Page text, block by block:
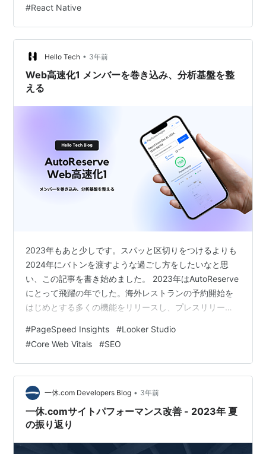
間”」を示しますが、CLSだけは「1画面のなかでコンテン
ツがずれた”総量”」を示しているためです。秒数を削るの
はある程度限界がありますが、「コンテンツがずれない
ようにする」のはほぼ完璧に対応することができ…
#React Native
Hello Tech • 3年前
Web高速化1 メンバーを巻き込み、分析基盤を整
える
2023年もあと少しです。スパッと区切りをつけるよりも
2024年にバトンを渡すような過ごし方をしたいなと思
い、この記事を書き始めました。 2023年はAutoReserve
にとって飛躍の年でした。海外レストランの予約開始を
はじめとする多くの機能をリリースし、プレスリリース
食店向けに提供しているAutoReserve for Restaurantも
今年大きな成長を遂げました。今年だけで30以上もの飲
食店さまにご協力いただき導入事例を掲載させていただ
きました。 しかしその代償もありました。多くの機能を
リリースし大きな成長を遂げた筋肉痛として「ペー…
#PageSpeed Insights #Looker Studio
#Core Web Vitals #SEO
一休.com Developers Blog • 3年前
一休.comサイトパフォーマンス改善 - 2023年 夏
の振り返り